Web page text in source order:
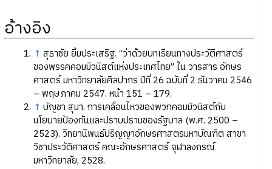
อ้างอิง
↑ สุธาชัย ยิ้มประเสริฐ. “ว่าด้วยบทเรียนทางประวัติศาสตร์
ของพรรคคอมมิวนิสต์แห่งประเทศไทย” ใน วารสาร อักษร
ศาสตร์ มหาวิทยาลัยศิลปากร ปีที่ 26 ฉบับที่ 2 ธันวาคม 2546
– พฤษภาคม 2547. หน้า 151 – 179.
↑ บัญชา สุมา. การเคลื่อนไหวของพวกคอมมิวนิสต์กับ
นโยบายป้องกันและปราบปรามของรัฐบาล (พ.ศ. 2500 –
2523). วิทยานิพนธ์ปริญญาอักษรศาสตรมหาบัณฑิต สาขา
วิชาประวัติศาสตร์ คณะอักษรศาสตร์ จุฬาลงกรณ์
มหาวิทยาลัย, 2528.